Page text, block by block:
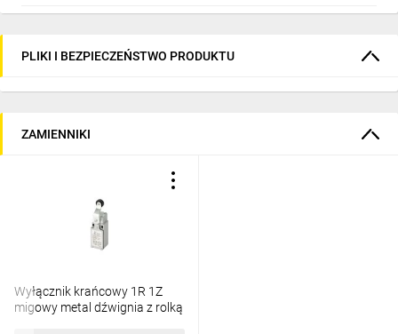
PLIKI I BEZPIECZEŃSTWO PRODUKTU
ZAMIENNIKI
Wyłącznik krańcowy 1R 1Z
migowy metal dźwignia z rolką